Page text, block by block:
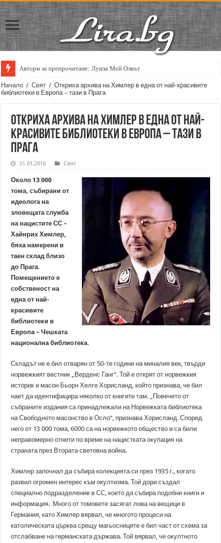
Автори за препрочитане: Луиза Мей Олкът
Начало / Свят / Откриха архива на Химлер в една от най-красивите
библиотеки в Европа – тази в Прага
Откриха архива на Химлер в една от най-
красивите библиотеки в Европа – тази в
Прага
31.03.2016 Свят
Около 13 000
тома, събирани от
идеолога на
зловещата служба
на нацистите СС –
Хайнрих Химлер,
бяха намерени в
таен склад близо
до Прага.
Помещението е
собственост на
една от най-
красивите
библиотеки в
Европа – Чешката
национална библиотека.
Складът не е бил отварян от 50-те години на миналия век, твърди
норвежкият вестник „Верденс Ганг“. Той е открит от норвежкия
историк и масон Бьорн Хелге Хорисланд, който признава, че бил
нает да идентифицира няколко от книгите там. „Повечето от
събраните издания са принадлежали на Норвежката библиотека
на Свободното масонство в Осло“, признава Хорисланд. Според
него от 13 000 тома, 6000 са на норвежкото общество и са били
неправомерно отнети по време на нацистката окупация на
страната през Втората световна война.
Химлер започнал да събира колекцията си през 1935 г., когато
развил огромен интерес към окултизма. Той дори създал
специално подразделение в СС, което да събира подобни книги и
информация. Много от томовете засягат лова на вещици в
Германия, като Химлер вярвал, че многото процеси на
католическата църква срещу магьосниците е бил част от схема за
отслабване на германската държава. Той вярвал, че окултното